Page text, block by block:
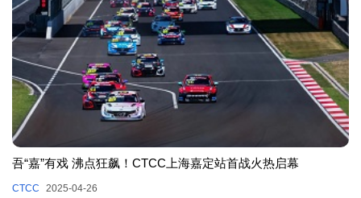
吾“嘉”有戏 沸点狂飙！CTCC上海嘉定站首战火热启幕
CTCC 2025-04-26